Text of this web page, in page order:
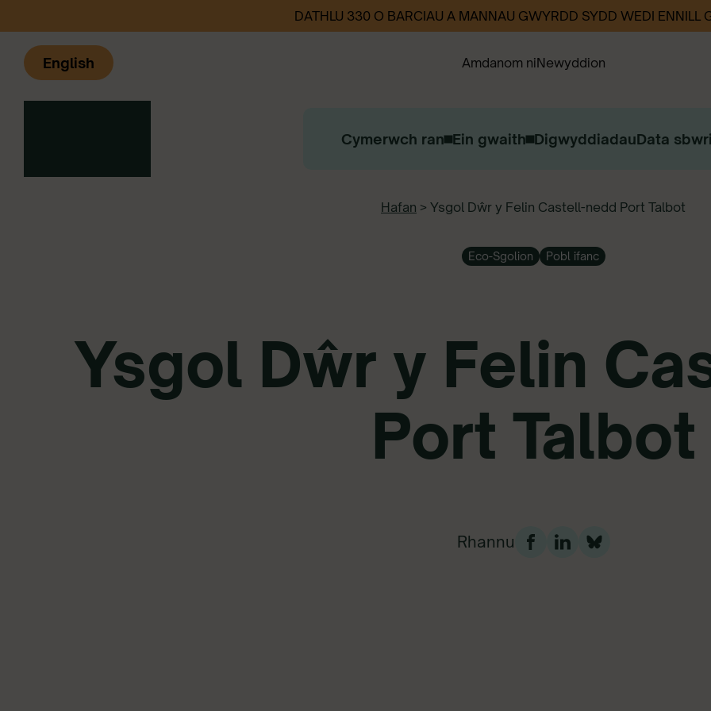
DATHLU 330 O BARCIAU A MANNAU GWYRDD SYDD WEDI ENNILL
English Amdanom ni
Cysylltwch â ni
Newyddion
Cymerwch ran Ein gwaith DigwyddiadauData
Hafan > Ysgol Dŵr y Felin Castell-nedd Port Talbot
Eco-Sgolion Pobl ifanc
Ysgol Dŵr y Felin
Port Talbot
Rhannu